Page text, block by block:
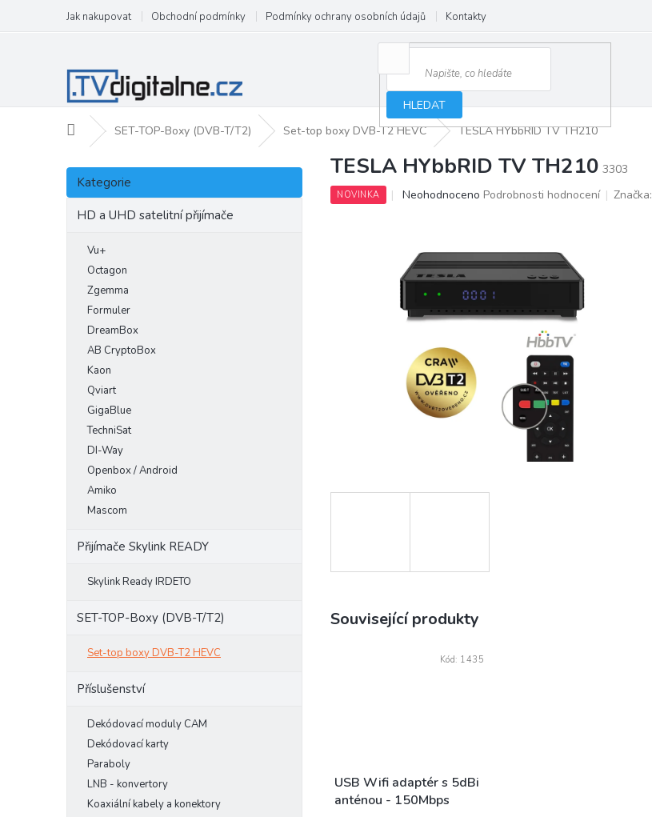
obsah
Jak nakupovat Obchodní podmínky Podmínky ochrany osobních údajů Kontakty
HLEDAT
Domů SET-TOP-Boxy (DVB-T/T2) Set-top boxy DVB-T2 HEVC TESLA HYbbRID TV TH210
P
s
Přeskočit
kategorie
Kategorie
HD a UHD satelitní přijímače
Vu+
Octagon
Zgemma
Formuler
DreamBox
AB CryptoBox
Kaon
Qviart
GigaBlue
TechniSat
DI-Way
Openbox / Android
Amiko
Mascom
Přijímače Skylink READY
Skylink Ready IRDETO
SET-TOP-Boxy (DVB-T/T2)
Set-top boxy DVB-T2 HEVC
Příslušenství
Dekódovací moduly CAM
Dekódovací karty
Paraboly
LNB - konvertory
Koaxiální kabely a konektory
TESLA HYbbRID TV TH210 3303
NOVINKA
Průměrné
0,0
z
5
hvězdiček.
Neohodnoceno Podrobnosti hodnocení Značka:
Související produkty
USB Wifi adaptér s 5dBi
anténou - 150Mbps
Kód: 1435